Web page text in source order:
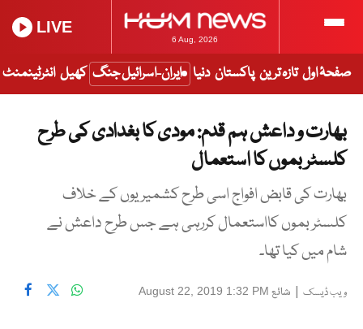
6 Aug, 2026
LIVE
صفحۂ اول تازہ ترین پاکستان دنیا ایران-اسرائیل جنگ کھیل انٹرٹینمنٹ
بھارت و داعش ہم قدم: مودی کا بغدادی کی طرح
کلسٹر بموں کا استعمال
بھارت کی قابض افواج اسی طرح کشمیریوں کے خلاف
کلسٹر بموں کااستعمال کررہی ہے جس طرح داعش نے
شام میں کیا تھا۔
ویب ڈیسک | شائع August 22, 2019 1:32 PM